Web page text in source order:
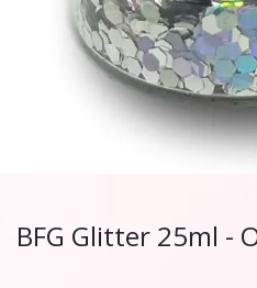
BFG Glitter 25ml -